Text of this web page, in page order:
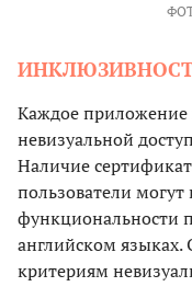
Каждое приложение
невизуальной
Наличие
пользователи
функциональности
английском языках.
критериям